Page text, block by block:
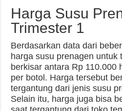
Harga Susu
Trimester 1
Berdasarkan data dari
harga susu prenagen untuk
berkisar antara Rp 110.000
per botol. Harga tersebut
tergantung dari jenis susu
Selain itu, harga juga bisa